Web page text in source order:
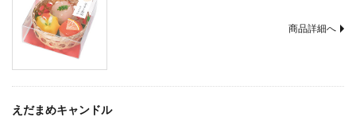
商品詳細へ
えだまめキャンドル